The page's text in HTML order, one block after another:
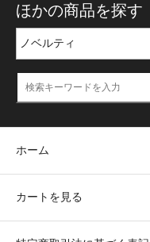
ほかの商品を探す
ホーム
カートを見る